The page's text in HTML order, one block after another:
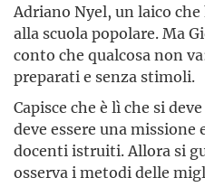
Adriano Nyel, un laico
alla scuola popolare. Ma
conto che qualcosa non
preparati e senza stimoli.
Capisce che è lì che si
deve essere una
docenti istruiti. Allora si
osserva i metodi delle